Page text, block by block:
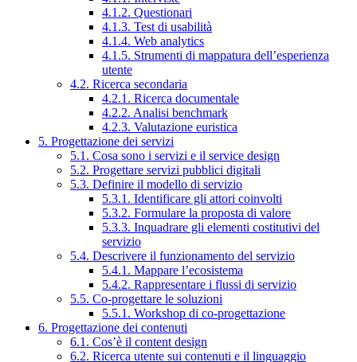
4.1.2. Questionari
4.1.3. Test di usabilità
4.1.4. Web analytics
4.1.5. Strumenti di mappatura dell’esperienza
utente
4.2. Ricerca secondaria
4.2.1. Ricerca documentale
4.2.2. Analisi benchmark
4.2.3. Valutazione euristica
5. Progettazione dei servizi
5.1. Cosa sono i servizi e il service design
5.2. Progettare servizi pubblici digitali
5.3. Definire il modello di servizio
5.3.1. Identificare gli attori coinvolti
5.3.2. Formulare la proposta di valore
5.3.3. Inquadrare gli elementi costitutivi del
servizio
5.4. Descrivere il funzionamento del servizio
5.4.1. Mappare l’ecosistema
5.4.2. Rappresentare i flussi di servizio
5.5. Co-progettare le soluzioni
5.5.1. Workshop di co-progettazione
6. Progettazione dei contenuti
6.1. Cos’è il content design
6.2. Ricerca utente sui contenuti e il linguaggio